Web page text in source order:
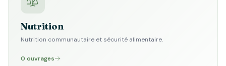
Nutrition
Nutrition communautaire et sécurité alimentaire.
0 ouvrages